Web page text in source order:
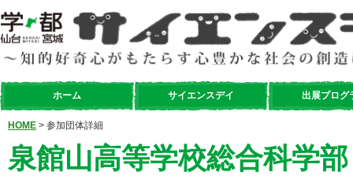
ホーム サイエンスデイ 出展プログ
HOME > 参加団体詳細
泉館山高等学校総合科学部